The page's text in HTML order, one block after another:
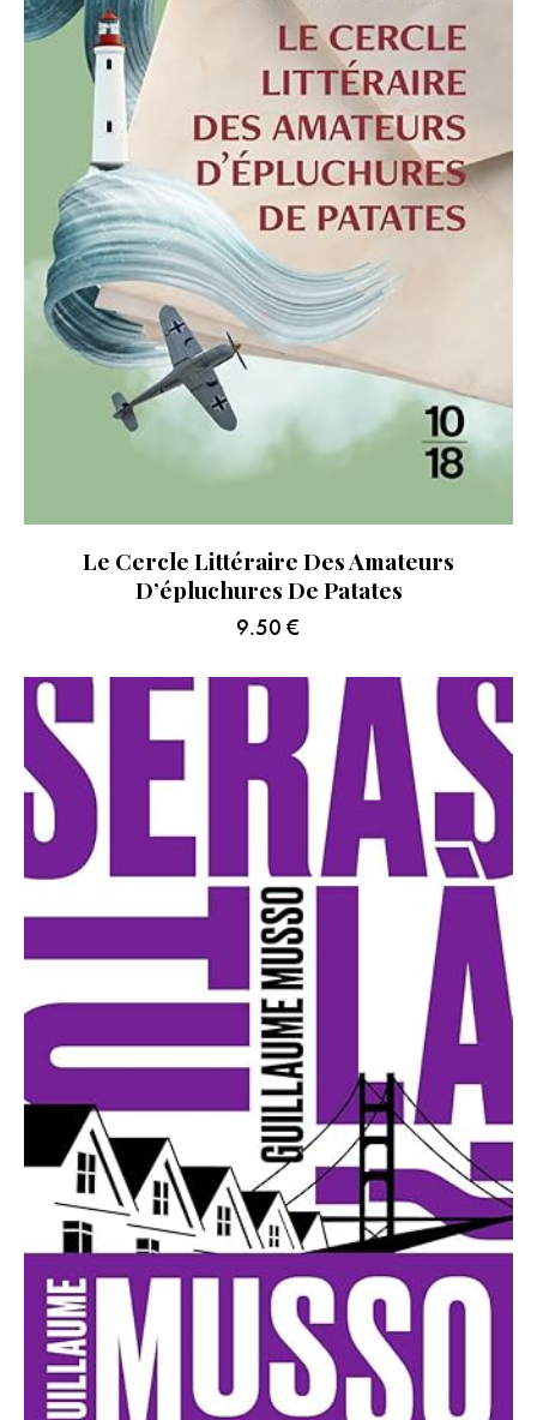
Le Cercle Littéraire Des Amateurs
D’épluchures De Patates
9.50 €